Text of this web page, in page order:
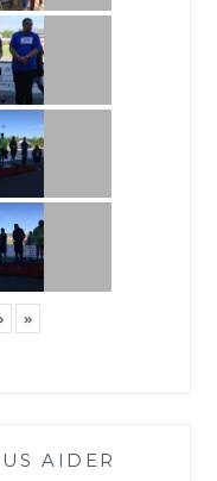
› »
AIDER